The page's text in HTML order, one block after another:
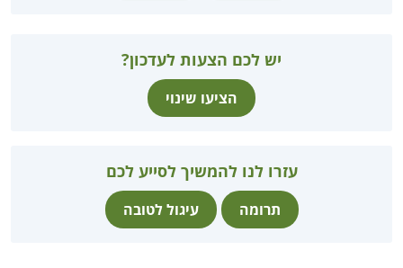
יש לכם הצעות לעדכון?
הציעו שינוי
עזרו לנו להמשיך לסייע לכם
תרומה עיגול לטובה